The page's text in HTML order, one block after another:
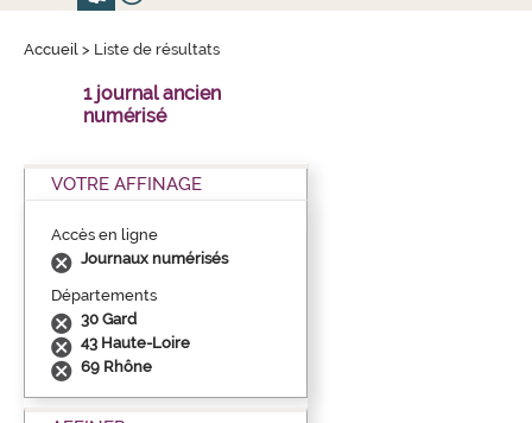
Accueil > Liste de résultats
1 journal ancien
numérisé
VOTRE AFFINAGE
Accès en ligne
Journaux numérisés
Départements
30 Gard
43 Haute-Loire
69 Rhône